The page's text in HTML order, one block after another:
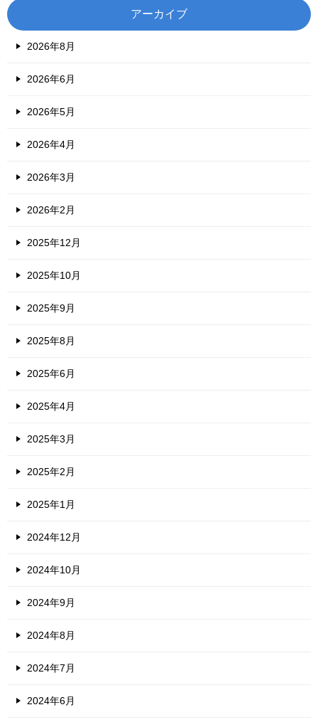
アーカイブ
2026年8月
2026年6月
2026年5月
2026年4月
2026年3月
2026年2月
2025年12月
2025年10月
2025年9月
2025年8月
2025年6月
2025年4月
2025年3月
2025年2月
2025年1月
2024年12月
2024年10月
2024年9月
2024年8月
2024年7月
2024年6月